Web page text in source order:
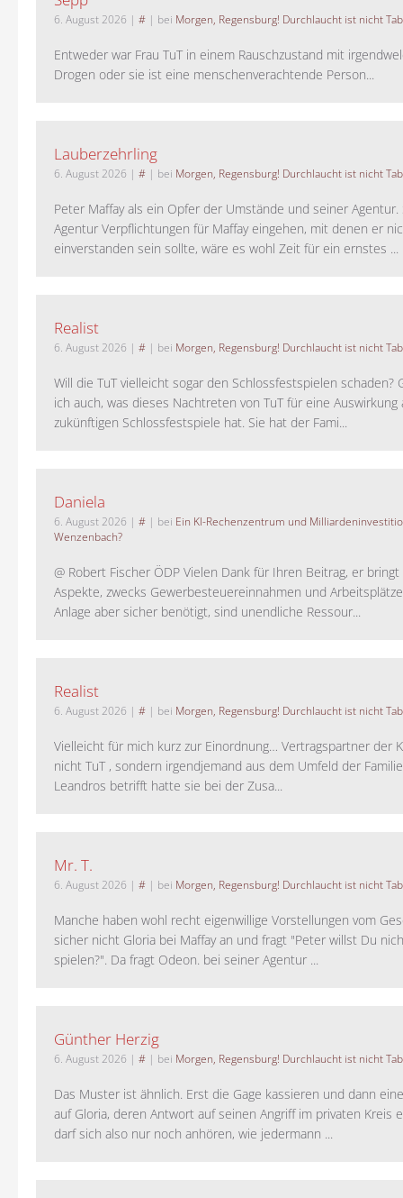
6. August 2026 | # | bei Morgen, Regensburg! Durchlaucht ist nicht
Entweder war Frau TuT in einem Rauschzustand mit
Drogen oder sie ist eine menschenverachtende Person...
Lauberzehrling
6. August 2026 | # | bei Morgen, Regensburg! Durchlaucht ist nicht
Peter Maffay als ein Opfer der Umstände und seiner Agentur.
Agentur Verpflichtungen für Maffay eingehen, mit denen er
einverstanden sein sollte, wäre es wohl Zeit für ein ernstes ...
Realist
6. August 2026 | # | bei Morgen, Regensburg! Durchlaucht ist nicht
Will die TuT vielleicht sogar den Schlossfestspielen schaden?
ich auch, was dieses Nachtreten von TuT für eine Auswirkung
zukünftigen Schlossfestspiele hat. Sie hat der Fami...
Daniela
6. August 2026 | # | bei Ein KI-Rechenzentrum und
Wenzenbach?
@ Robert Fischer ÖDP Vielen Dank für Ihren Beitrag, er
Aspekte, zwecks Gewerbesteuereinnahmen und
Anlage aber sicher benötigt, sind unendliche Ressour...
Realist
6. August 2026 | # | bei Morgen, Regensburg! Durchlaucht ist nicht
Vielleicht für mich kurz zur Einordnung… Vertragspartner der
nicht TuT , sondern irgendjemand aus dem Umfeld der
Leandros betrifft hatte sie bei der Zusa...
Mr. T.
6. August 2026 | # | bei Morgen, Regensburg! Durchlaucht ist nicht
Manche haben wohl recht eigenwillige Vorstellungen vom
sicher nicht Gloria bei Maffay an und fragt "Peter willst Du
spielen?". Da fragt Odeon. bei seiner Agentur ...
Günther Herzig
6. August 2026 | # | bei Morgen, Regensburg! Durchlaucht ist nicht
Das Muster ist ähnlich. Erst die Gage kassieren und dann
auf Gloria, deren Antwort auf seinen Angriff im privaten Kreis
darf sich also nur noch anhören, wie jedermann ...